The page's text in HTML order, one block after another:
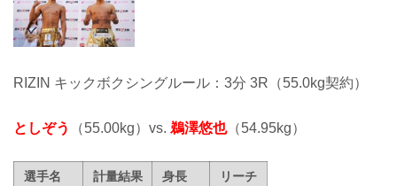
RIZIN キックボクシングルール：3分 3R（55.0kg契約）
としぞう （55.00kg）vs. 鵜澤悠也（54.95kg）
選手名 計量結果 身長 リーチ